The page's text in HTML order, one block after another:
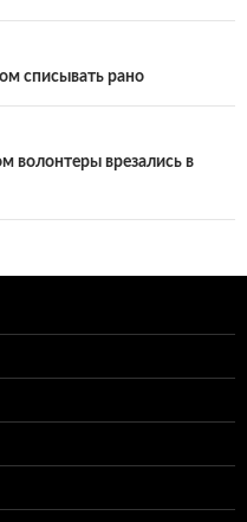
списывать рано
волонтеры врезались в